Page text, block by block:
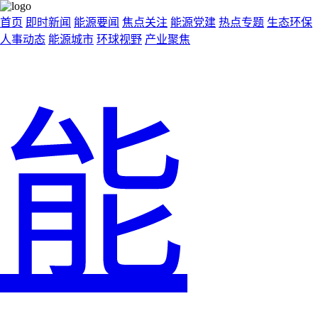
首页 即时新闻 能源要闻 焦点关注 能源党建 热点专题 生态环保
人事动态 能源城市 环球视野 产业聚焦
能